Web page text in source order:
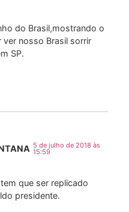
do Brasil,mostrando o
nosso Brasil sorrir
SP.
5 de julho de 2018 às
15:59
que ser replicado
presidente.